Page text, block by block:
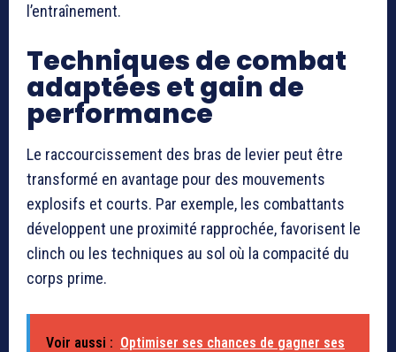
l’entraînement.
Techniques de combat
adaptées et gain de
performance
Le raccourcissement des bras de levier peut être
transformé en avantage pour des mouvements
explosifs et courts. Par exemple, les combattants
développent une proximité rapprochée, favorisent le
clinch ou les techniques au sol où la compacité du
corps prime.
Voir aussi : Optimiser ses chances de gagner ses